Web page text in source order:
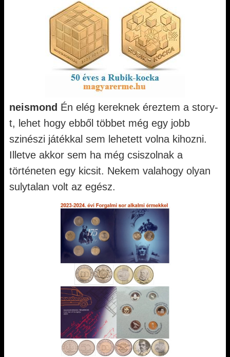
neismond Én elég kereknek éreztem a story-
t, lehet hogy ebből többet még egy jobb
szinészi játékkal sem lehetett volna kihozni.
Illetve akkor sem ha még csiszolnak a
történeten egy kicsit. Nekem valahogy olyan
sulytalan volt az egész.